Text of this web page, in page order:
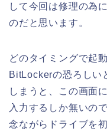
して今回は修理の為
のだと思います。
どのタイミングで起
BitLockerの恐ろしい
しまうと、この画面
入力するしか無いの
念ながらドライブを